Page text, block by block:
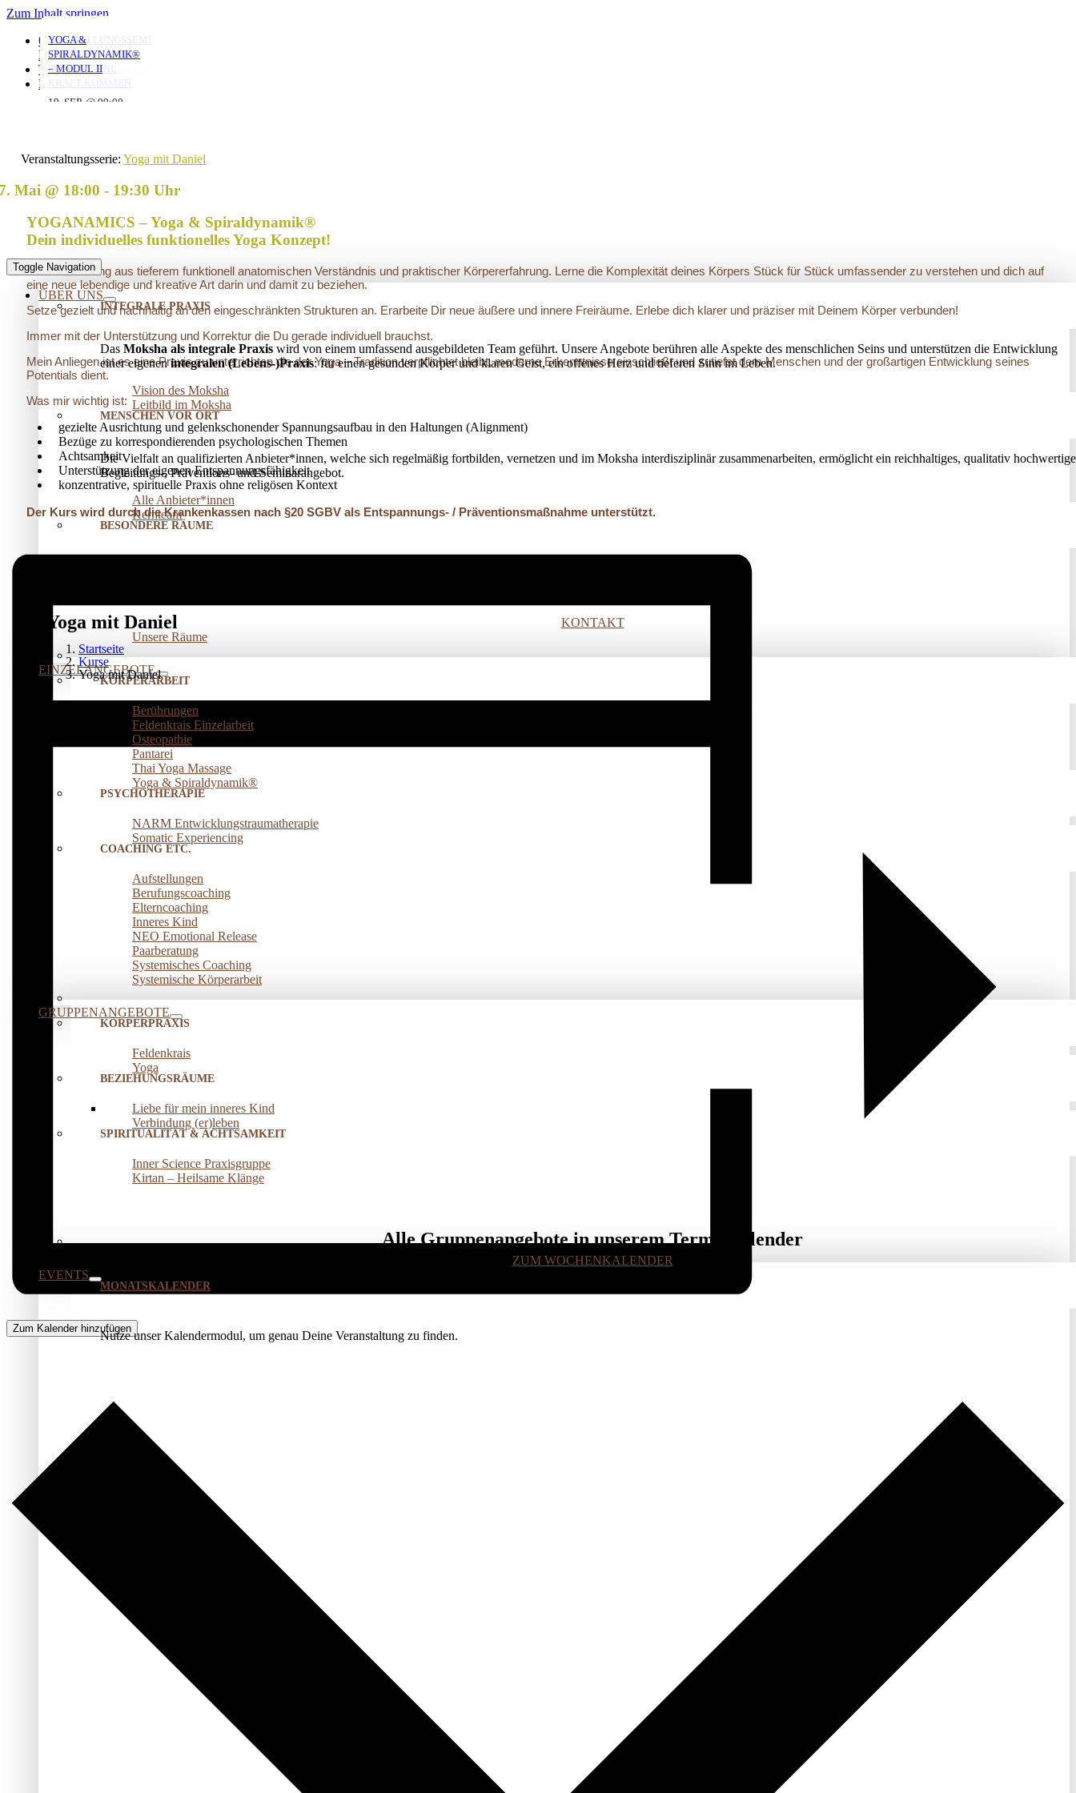
Zum Inhalt springen
0351 653 20 965
KONTAKT
TERMINE
LOGIN
Toggle Navigation
ÜBER UNS
INTEGRALE PRAXIS
Das Moksha als integrale Praxis wird von einem umfassend ausgebildeten Team geführt. Unsere Angebote berühren alle Aspekte des menschlichen Seins und unterstützen die Entwicklung
einer eigenenintegralen (Lebens-)Praxis: für einen gesunden Körper und klaren Geist, ein offenes Herz und tieferen Sinn im Leben.
Vision des Moksha
Leitbild im Moksha
MENSCHEN VOR ORT
Die Vielfalt an qualifizierten Anbieter*innen, welche sich regelmäßig fortbilden, vernetzen und im Moksha interdisziplinär zusammenarbeiten, ermöglicht ein reichhaltiges, qualitativ
Begleitungs-, Präventions­- und Seminarangebot.
Alle Anbieter*innen
Kernteam
BESONDERE RÄUME
KONTAKT
Unsere Räume
EINZELANGEBOTE
KÖRPERARBEIT
Berührungen
Feldenkrais Einzelarbeit
Osteopathie
Pantarei
Thai Yoga Massage
Yoga & Spiraldynamik®
PSYCHOTHERAPIE
NARM Entwicklungstraumatherapie
Somatic Experiencing
COACHING ETC.
Aufstellungen
Berufungscoaching
Elterncoaching
Inneres Kind
NEO Emotional Release
Paarberatung
Systemisches Coaching
Systemische Körperarbeit
GRUPPENANGEBOTE
KÖRPERPRAXIS
Feldenkrais
Yoga
BEZIEHUNGSRÄUME
Liebe für mein inneres Kind
Verbindung (er)leben
SPIRITUALITÄT & ACHTSAMKEIT
Inner Science Praxisgruppe
Kirtan – Heilsame Klänge
Alle Gruppenangebote in unserem Terminkalender
ZUM WOCHENKALENDER
EVENTS
MONATSKALENDER
Nutze unser Kalendermodul, um genau Deine Veranstaltung zu finden.
Yoga mit Daniel
Startseite
Kurse
Yoga mit Daniel
Veranstaltungsserie: Yoga mit Daniel
Mai @ 18:00 - 19:30
YOGANAMICS – Yoga & Spiraldynamik®
Dein individuelles funktionelles Yoga Konzept!
Eine Verbindung aus tieferem funktionell anatomischen Verständnis und praktischer Körpererfahrung. Lerne die Komplexität deines Körpers Stück für Stück umfassender zu verstehen und dich auf
eine neue lebendige und kreative Art darin und damit zu beziehen.
Setze gezielt und nachhaltig an den eingeschränkten Strukturen an. Erarbeite Dir neue äußere und innere Freiräume. Erlebe dich klarer und präziser mit Deinem Körper verbunden!
Immer mit der Unterstützung und Korrektur die Du gerade individuell brauchst.
Mein Anliegen ist es eine Praxis zu unterrichten die der Yoga – Tradition verpflichtet bleibt, moderne Erkenntnisse einschließt und zutiefst dem Menschen und der großartigen Entwicklung seines
Potentials dient.
Was mir wichtig ist:
gezielte Ausrichtung und gelenkschonender Spannungsaufbau in den Haltungen (Alignment)
Bezüge zu korrespondierenden psychologischen Themen
Achtsamkeit
Unterstützung der eigenen Entspannungsfähigkeit
konzentrative, spirituelle Praxis ohne religösen Kontext
Der Kurs wird durch die Krankenkassen nach §20 SGBV als Entspannungs- / Präventions­maßnahme unterstützt.
Zum Kalender hinzufügen
YOGA MIT ANNA
06. AUG. @ 19:30
20:45
MORGENYOGA MIT
ANNA
07. AUG. @ 08:00-
YOGA MIT DANIEL
10. AUG. @ 18:00
19:30
VERSTRICKUNGEN
LÖSEN – OFFENES
AUFSTELLUNGSSEMINAR
25. AUG. @ 17:00
AUFSTELLUNGSSEMINAR
– MIT DEM VATER
IN DIE EIGENE
KRAFT KOMMEN
YOGA &
SPIRALDYNAMIK®
– MODUL II
19. SEP. @ 09:00